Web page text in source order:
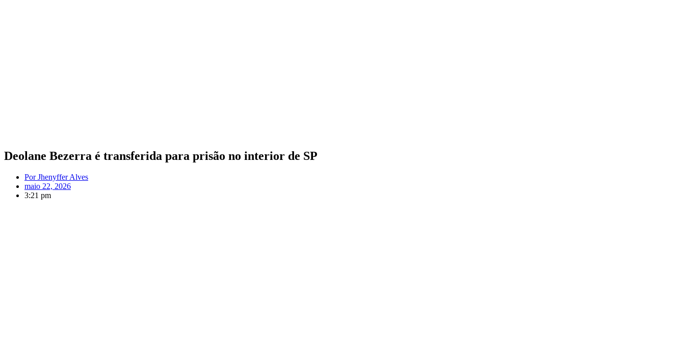
Deolane Bezerra é transferida para prisão no interior de SP
PorJhenyffer Alves
maio 22, 2026
3:21 pm